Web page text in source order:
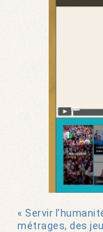
« Servir
métrages, des